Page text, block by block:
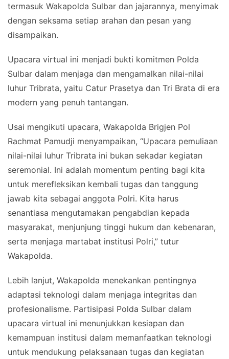
termasuk Wakapolda Sulbar dan jajarannya, menyimak
dengan seksama setiap arahan dan pesan yang
disampaikan.
Upacara virtual ini menjadi bukti komitmen Polda
Sulbar dalam menjaga dan mengamalkan nilai-nilai
luhur Tribrata, yaitu Catur Prasetya dan Tri Brata di era
modern yang penuh tantangan.
Usai mengikuti upacara, Wakapolda Brigjen Pol
Rachmat Pamudji menyampaikan, “Upacara pemuliaan
nilai-nilai luhur Tribrata ini bukan sekadar kegiatan
seremonial. Ini adalah momentum penting bagi kita
untuk merefleksikan kembali tugas dan tanggung
jawab kita sebagai anggota Polri. Kita harus
senantiasa mengutamakan pengabdian kepada
masyarakat, menjunjung tinggi hukum dan kebenaran,
serta menjaga martabat institusi Polri,” tutur
Wakapolda.
Lebih lanjut, Wakapolda menekankan pentingnya
adaptasi teknologi dalam menjaga integritas dan
profesionalisme. Partisipasi Polda Sulbar dalam
upacara virtual ini menunjukkan kesiapan dan
kemampuan institusi dalam memanfaatkan teknologi
untuk mendukung pelaksanaan tugas dan kegiatan